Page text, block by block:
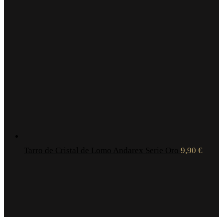
9,90 €